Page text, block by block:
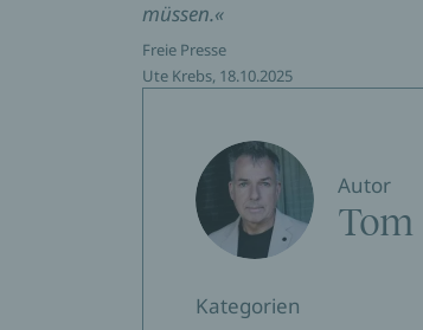
müssen.«
Freie Presse
Ute Krebs, 18.10.2025
Autor
Kategorien